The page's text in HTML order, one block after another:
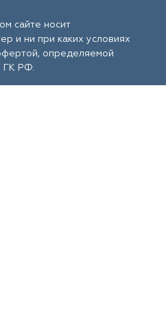
сайте носит
и ни при каких условиях
определяемой
ГК РФ.